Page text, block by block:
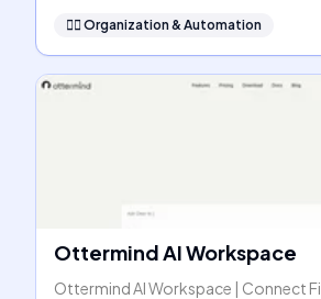
🧞‍♂️ Organization & Automation
Ottermind AI Workspace
Ottermind AI Workspace | Connect